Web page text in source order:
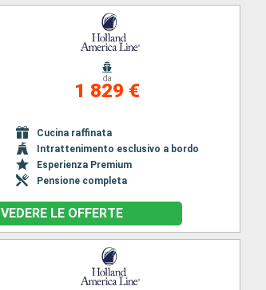
da
1 829 €
Cucina raffinata
Intrattenimento esclusivo a bordo
Esperienza Premium
Pensione completa
VEDERE LE OFFERTE